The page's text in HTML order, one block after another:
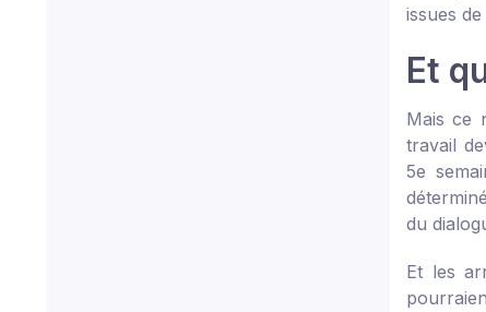
issues
Et
Mais ce
travail
5e
du
Et les